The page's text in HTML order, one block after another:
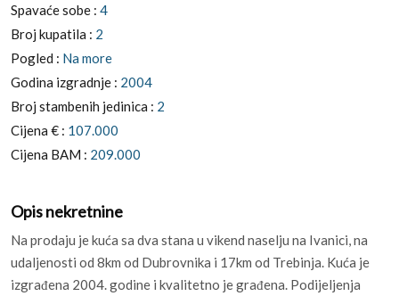
Spavaće sobe : 4
Broj kupatila : 2
Pogled : Na more
Godina izgradnje : 2004
Broj stambenih jedinica : 2
Cijena € : 107.000
Cijena BAM : 209.000
Opis nekretnine
Na prodaju je kuća sa dva stana u vikend naselju na Ivanici, na
udaljenosti od 8km od Dubrovnika i 17km od Trebinja. Kuća je
izgrađena 2004. godine i kvalitetno je građena. Podijeljenja